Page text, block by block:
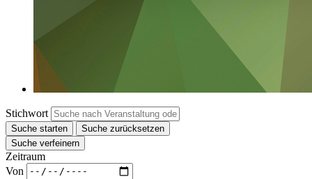
Stichwort
Suche starten
Suche zurücksetzen
Suche verfeinern
Zeitraum
Von